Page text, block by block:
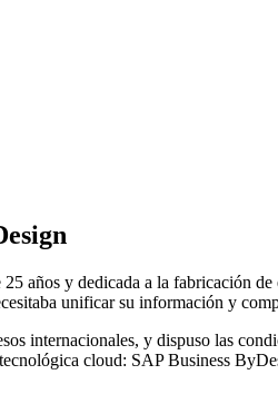
años y dedicada a la fabricación
unificar su información y
internacionales, y dispuso las
cloud: SAP Business